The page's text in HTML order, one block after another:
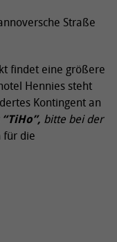
Straße
findet eine größere
Hennies steht
Kontingent an
bitte bei der
für die